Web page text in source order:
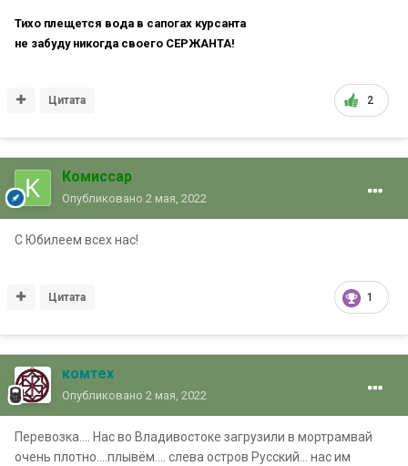
Тихо плещется вода в сапогах курсанта
не забуду никогда своего СЕРЖАНТА!
2
Цитата
Комиссар
Опубликовано 2 мая, 2022
С Юбилеем всех нас!
1
Цитата
комтех
Опубликовано 2 мая, 2022
Перевозка.... Нас во Владивостоке загрузили в мортрамвай
очень плотно....плывём.... слева остров Русский... нас им